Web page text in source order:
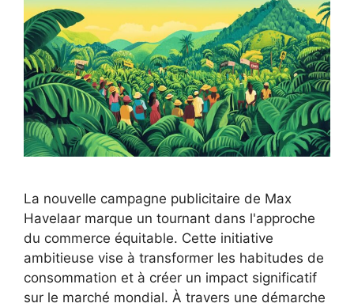
La nouvelle campagne publicitaire de Max
Havelaar marque un tournant dans l'approche
du commerce équitable. Cette initiative
ambitieuse vise à transformer les habitudes de
consommation et à créer un impact significatif
sur le marché mondial. À travers une démarche